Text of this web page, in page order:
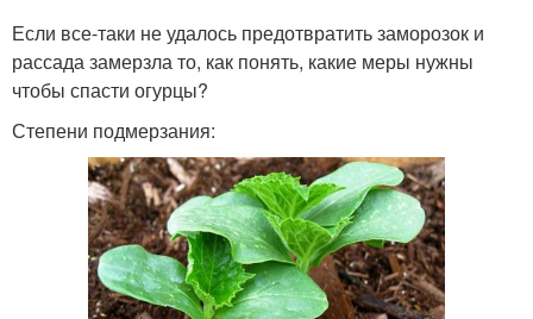
Если все-таки не удалось предотвратить заморозок и
рассада замерзла то, как понять, какие меры нужны
чтобы спасти огурцы?
Степени подмерзания: